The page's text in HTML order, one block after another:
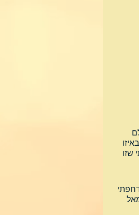
שזו